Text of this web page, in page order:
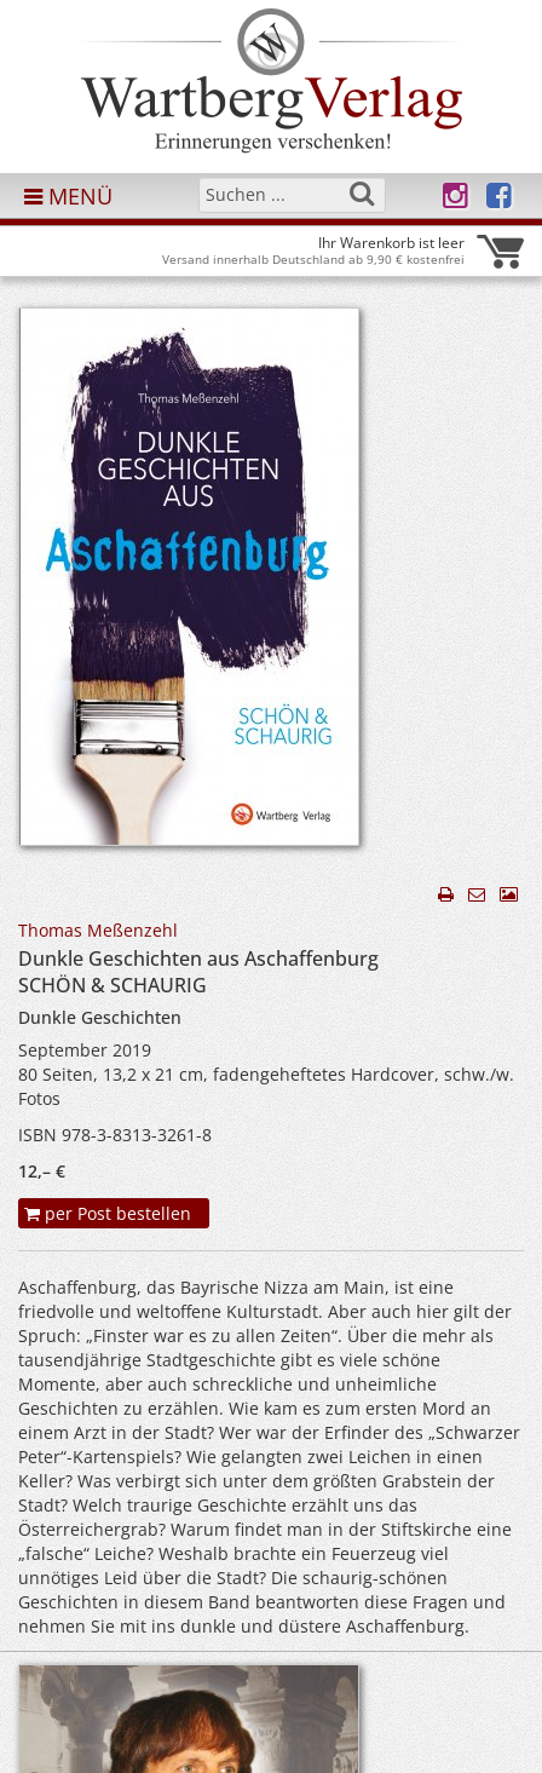
MENÜ
Ihr Warenkorb ist leer
Versand innerhalb Deutschland ab 9,90 € kostenfrei
Thomas Meßenzehl
Dunkle Geschichten aus Aschaffenburg
SCHÖN & SCHAURIG
Dunkle Geschichten
September 2019
80 Seiten, 13,2 x 21 cm, fadengeheftetes Hardcover, schw./w.
Fotos
ISBN 978-3-8313-3261-8
12,– €
per Post bestellen
Aschaffenburg, das Bayrische Nizza am Main, ist eine
friedvolle und weltoffene Kulturstadt. Aber auch hier gilt der
Spruch: „Finster war es zu allen Zeiten“. Über die mehr als
tausendjährige Stadtgeschichte gibt es viele schöne
Momente, aber auch schreckliche und unheimliche
Geschichten zu erzählen. Wie kam es zum ersten Mord an
einem Arzt in der Stadt? Wer war der Erfinder des „Schwarzer
Peter“-Kartenspiels? Wie gelangten zwei Leichen in einen
Keller? Was verbirgt sich unter dem größten Grabstein der
Stadt? Welch traurige Geschichte erzählt uns das
Österreichergrab? Warum findet man in der Stiftskirche eine
„falsche“ Leiche? Weshalb brachte ein Feuerzeug viel
unnötiges Leid über die Stadt? Die schaurig-schönen
Geschichten in diesem Band beantworten diese Fragen und
nehmen Sie mit ins dunkle und düstere Aschaffenburg.